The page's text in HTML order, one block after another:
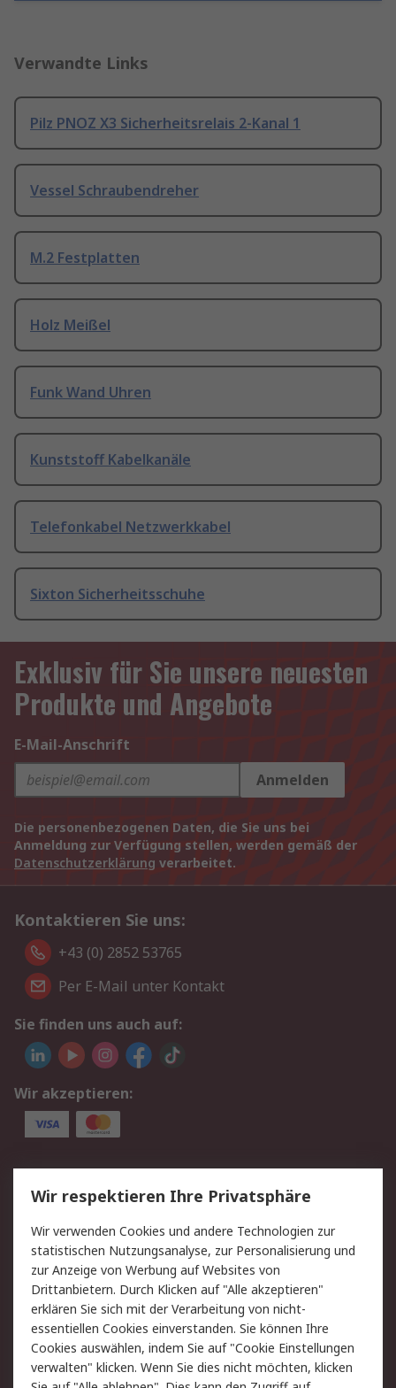
Verwandte Links
Pilz PNOZ X3 Sicherheitsrelais 2-Kanal 1
Vessel Schraubendreher
M.2 Festplatten
Holz Meißel
Funk Wand Uhren
Kunststoff Kabelkanäle
Telefonkabel Netzwerkkabel
Sixton Sicherheitsschuhe
Exklusiv für Sie unsere neuesten
Produkte und Angebote
E-Mail-Anschrift
Anmelden
Die personenbezogenen Daten, die Sie uns bei
Anmeldung zur Verfügung stellen, werden gemäß der
Datenschutzerklärung verarbeitet.
Kontaktieren Sie uns:
+43 (0) 2852 53765
Per E-Mail unter Kontakt
Sie finden uns auch auf:
Wir akzeptieren:
Service
Value Added Services
Lieferlösungen
Rücksendung/Entsorgung Kontakt
Hilfe
Rechtliches
RS Verkaufs- und
Lieferbedingungen
Datenschutz
Cookie-Richtlinie Zahlungsbedingungen
Wir respektieren Ihre Privatsphäre
Wir verwenden Cookies und andere Technologien zur
statistischen Nutzungsanalyse, zur Personalisierung und
zur Anzeige von Werbung auf Websites von
Drittanbietern. Durch Klicken auf "Alle akzeptieren"
erklären Sie sich mit der Verarbeitung von nicht-
essentiellen Cookies einverstanden. Sie können Ihre
Cookies auswählen, indem Sie auf "Cookie Einstellungen
verwalten" klicken. Wenn Sie dies nicht möchten, klicken